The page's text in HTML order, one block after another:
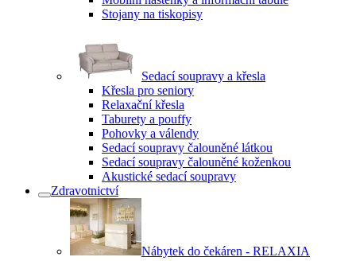
Stojany na tiskopisy
Sedací soupravy a křesla
Křesla pro seniory
Relaxační křesla
Taburety a pouffy
Pohovky a válendy
Sedací soupravy čalouněné látkou
Sedací soupravy čalouněné koženkou
Akustické sedací soupravy
Zdravotnictví
Nábytek do čekáren - RELAXIA